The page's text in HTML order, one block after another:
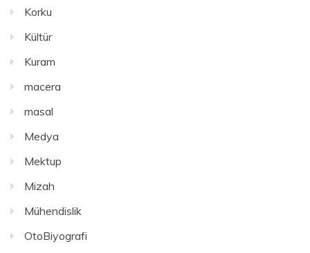
Korku
Kültür
Kuram
macera
masal
Medya
Mektup
Mizah
Mühendislik
OtoBiyografi